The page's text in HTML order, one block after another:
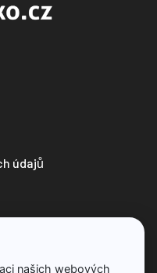
údajů
našich webových